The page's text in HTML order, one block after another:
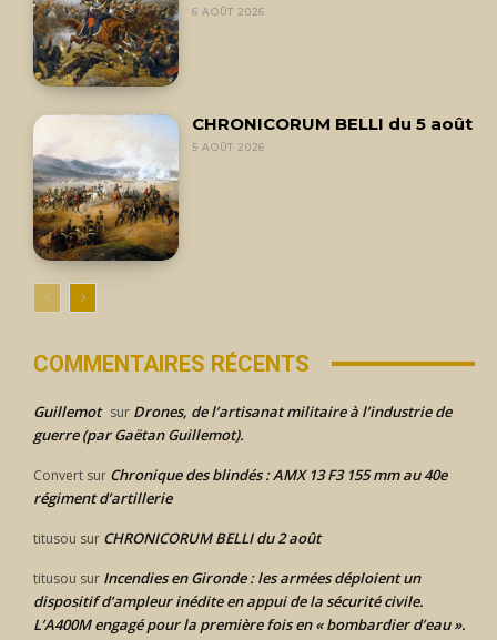
6 AOÛT 2026
CHRONICORUM BELLI du 5 août
5 AOÛT 2026
COMMENTAIRES RÉCENTS
Guillemot sur Drones, de l’artisanat militaire à l’industrie de
guerre (par Gaëtan Guillemot).
Convert sur Chronique des blindés : AMX 13 F3 155 mm au 40e
régiment d’artillerie
titusou sur CHRONICORUM BELLI du 2 août
titusou sur Incendies en Gironde : les armées déploient un
dispositif d’ampleur inédite en appui de la sécurité civile.
L’A400M engagé pour la première fois en « bombardier d’eau ».